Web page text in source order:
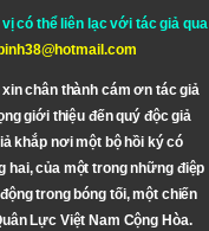
vị có thể liên lạc với tác giả qua
chân thành cám ơn tác giả
giới thiệu đến quý độc giả
khắp nơi một bộ hồi ký có
hai, của một trong những điệp
trong bóng tối, một chiến
Lực Việt Nam Cộng Hòa.